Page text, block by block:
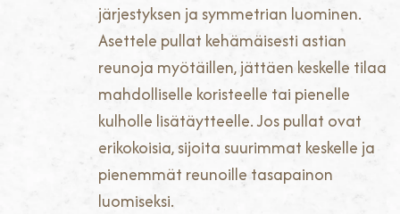
järjestyksen ja symmetrian luominen.
Asettele pullat kehämäisesti astian
reunoja myötäillen, jättäen keskelle tilaa
mahdolliselle koristeelle tai pienelle
kulholle lisätäytteelle. Jos pullat ovat
erikokoisia, sijoita suurimmat keskelle ja
pienemmät reunoille tasapainon
luomiseksi.